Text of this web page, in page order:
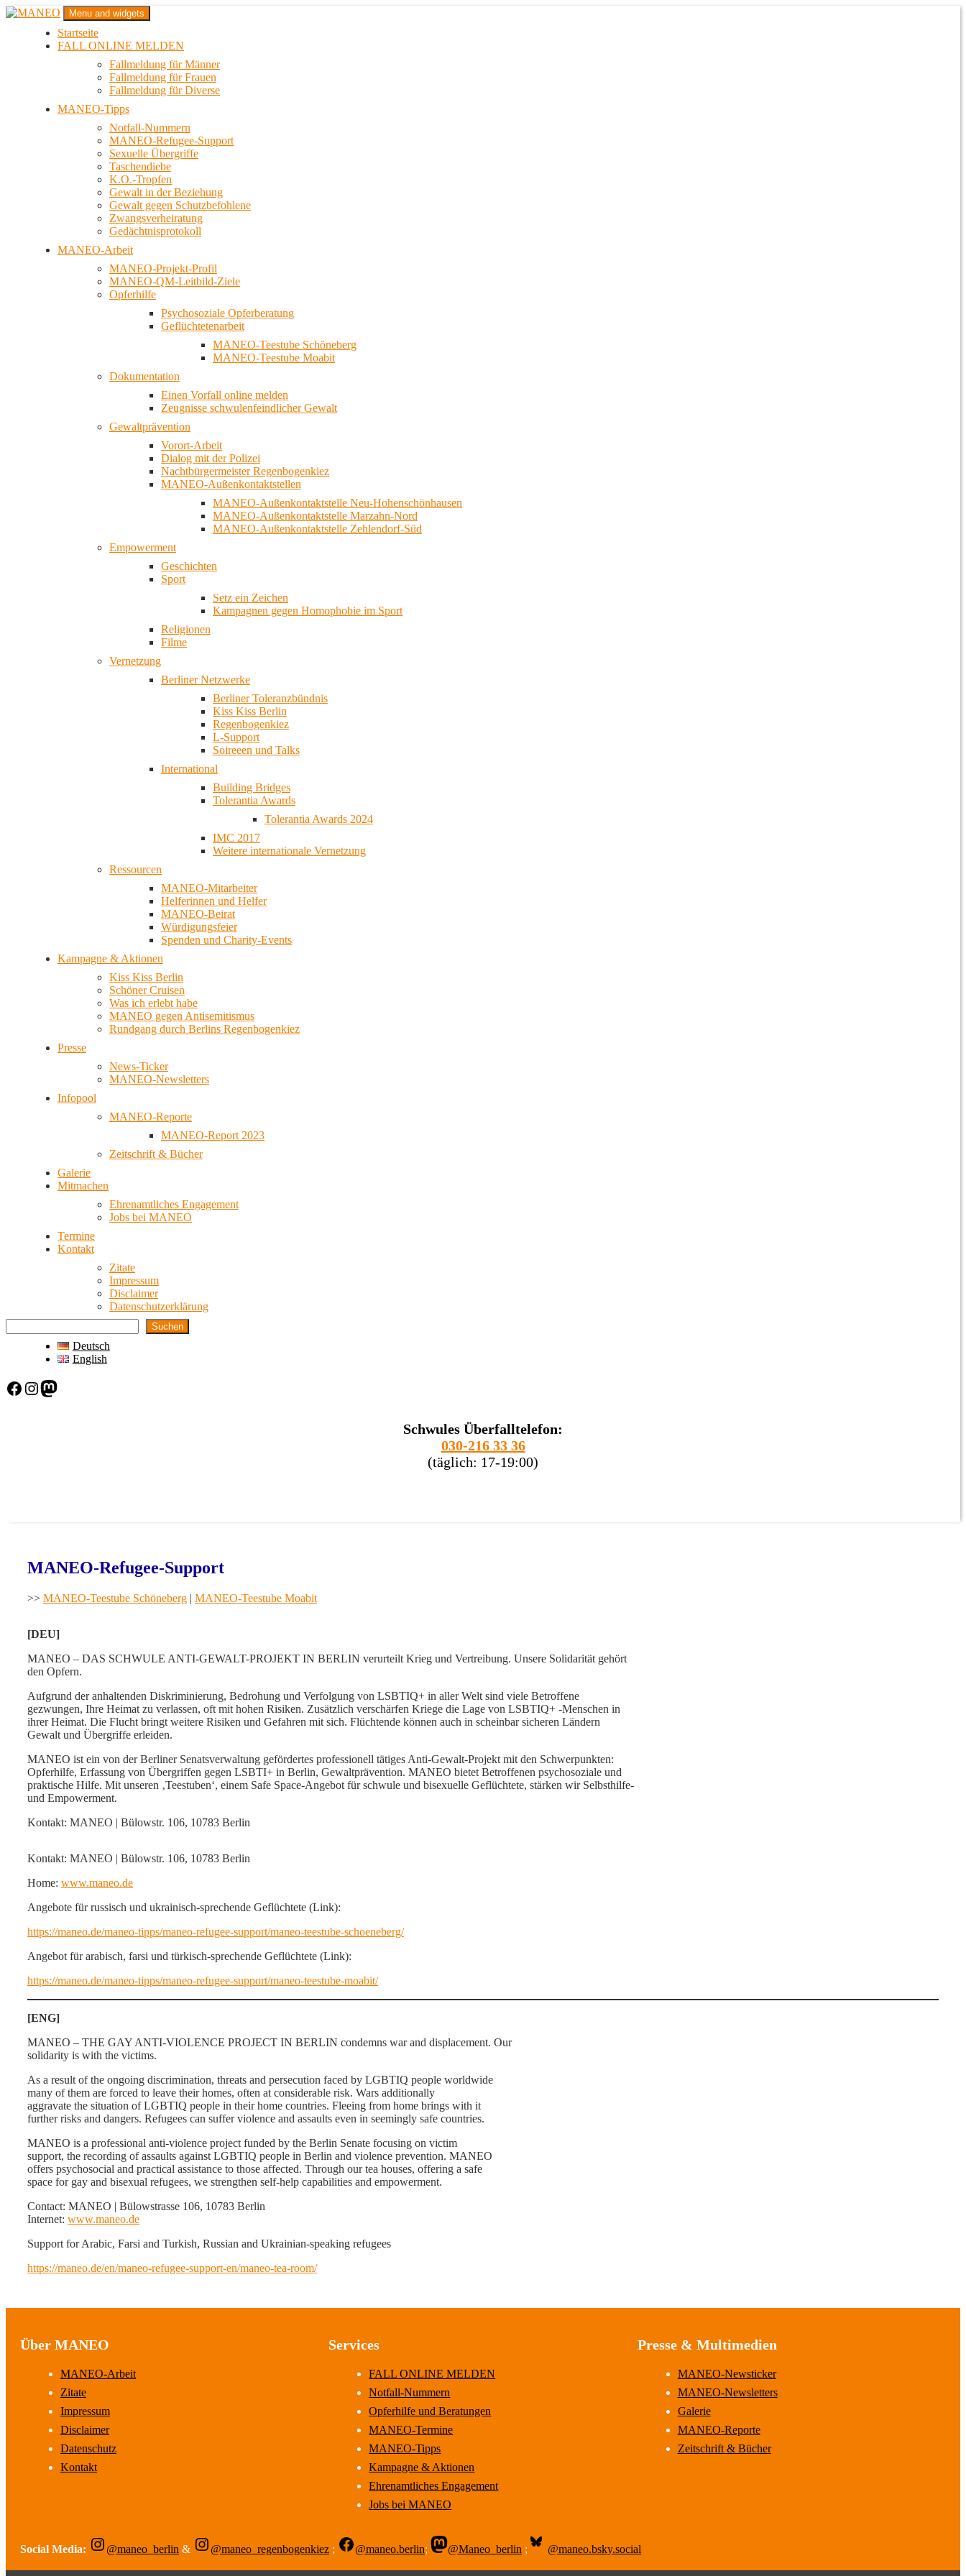
Zum
MANEO
Das schwule Anti-Gewalt-Projekt in Berlin
Menu and widgets
Startseite
FALL ONLINE MELDEN
Fallmeldung für Männer
Fallmeldung für Frauen
Fallmeldung für Diverse
MANEO-Tipps
Notfall-Nummern
MANEO-Refugee-Support
Sexuelle Übergriffe
Taschendiebe
K.O.-Tropfen
Gewalt in der Beziehung
Gewalt gegen Schutzbefohlene
Zwangsverheiratung
Gedächtnisprotokoll
MANEO-Arbeit
MANEO-Projekt-Profil
MANEO-QM-Leitbild-Ziele
Opferhilfe
Psychosoziale Opferberatung
Geflüchtetenarbeit
MANEO-Teestube Schöneberg
MANEO-Teestube Moabit
Dokumentation
Einen Vorfall online melden
Zeugnisse schwulenfeindlicher Gewalt
Gewaltprävention
Vorort-Arbeit
Dialog mit der Polizei
Nachtbürgermeister Regenbogenkiez
MANEO-Außenkontaktstellen
MANEO-Außenkontaktstelle Neu-Hohenschönhausen
MANEO-Außenkontaktstelle Marzahn-Nord
MANEO-Außenkontaktstelle Zehlendorf-Süd
Empowerment
Geschichten
Sport
Setz ein Zeichen
Kampagnen gegen Homophobie im Sport
Religionen
Filme
Vernetzung
Berliner Netzwerke
Berliner Toleranzbündnis
Kiss Kiss Berlin
Regenbogenkiez
L-Support
Soireeen und Talks
International
Building Bridges
Tolerantia Awards
Tolerantia Awards 2024
IMC 2017
Weitere internationale Vernetzung
Ressourcen
MANEO-Mitarbeiter
Helferinnen und Helfer
MANEO-Beirat
Würdigungsfeier
Spenden und Charity-Events
Kampagne & Aktionen
Kiss Kiss Berlin
Schöner Cruisen
Was ich erlebt habe
MANEO gegen Antisemitismus
Rundgang durch Berlins Regenbogenkiez
Presse
News-Ticker
MANEO-Newsletters
Infopool
MANEO-Reporte
MANEO-Report 2023
Zeitschrift & Bücher
Galerie
Mitmachen
Ehrenamtliches Engagement
Jobs bei MANEO
Termine
Kontakt
Zitate
Impressum
Disclaimer
Datenschutzerklärung
Suchen
Deutsch
English
Facebook Instagram Mastodon
Schwules Überfalltelefon:
030-216 33 36
(täglich: 17-19:00)
MANEO-Refugee-Support
>> MANEO-Teestube Schöneberg | MANEO-Teestube Moabit
[DEU]
MANEO – DAS SCHWULE ANTI-GEWALT-PROJEKT IN BERLIN verurteilt Krieg und Vertreibung. Unsere Solidarität gehört
den Opfern.
Aufgrund der anhaltenden Diskriminierung, Bedrohung und Verfolgung von LSBTIQ+ in aller Welt sind viele Betroffene
gezwungen, Ihre Heimat zu verlassen, oft mit hohen Risiken. Zusätzlich verschärfen Kriege die Lage von LSBTIQ+ -Menschen in
ihrer Heimat. Die Flucht bringt weitere Risiken und Gefahren mit sich. Flüchtende können auch in scheinbar sicheren Ländern
Gewalt und Übergriffe erleiden.
MANEO ist ein von der Berliner Senatsverwaltung gefördertes professionell tätiges Anti-Gewalt-Projekt mit den Schwerpunkten:
Opferhilfe, Erfassung von Übergriffen gegen LSBTI+ in Berlin, Gewaltprävention. MANEO bietet Betroffenen psychosoziale und
praktische Hilfe. Mit unseren ‚Teestuben‘, einem Safe Space-Angebot für schwule und bisexuelle Geflüchtete, stärken wir Selbsthilfe-
und Empowerment.
Kontakt: MANEO | Bülowstr. 106, 10783 Berlin
Kontakt: MANEO | Bülowstr. 106, 10783 Berlin
Home: www.maneo.de
Angebote für russisch und ukrainisch-sprechende Geflüchtete (Link):
https://maneo.de/maneo-tipps/maneo-refugee-support/maneo-teestube-schoeneberg/
Angebot für arabisch, farsi und türkisch-sprechende Geflüchtete (Link):
https://maneo.de/maneo-tipps/maneo-refugee-support/maneo-teestube-moabit/
[ENG]
MANEO – THE GAY ANTI-VIOLENCE PROJECT IN BERLIN condemns war and displacement. Our
solidarity is with the victims.
As a result of the ongoing discrimination, threats and persecution faced by LGBTIQ people worldwide
many of them are forced to leave their homes, often at considerable risk. Wars additionally
aggravate the situation of LGBTIQ people in their home countries. Fleeing from home brings with it
further risks and dangers. Refugees can suffer violence and assaults even in seemingly safe countries.
MANEO is a professional anti-violence project funded by the Berlin Senate focusing on victim
support, the recording of assaults against LGBTIQ people in Berlin and violence prevention. MANEO
offers psychosocial and practical assistance to those affected. Through our tea houses, offering a safe
space for gay and bisexual refugees, we strengthen self-help capabilities and empowerment.
Contact: MANEO | Bülowstrasse 106, 10783 Berlin
Internet: www.maneo.de
Support for Arabic, Farsi and Turkish, Russian and Ukrainian-speaking refugees
https://maneo.de/en/maneo-refugee-support-en/maneo-tea-room/
Über MANEO
MANEO-Arbeit
Zitate
Impressum
Disclaimer
Datenschutz
Kontakt
Services
FALL ONLINE MELDEN
Notfall-Nummern
Opferhilfe und Beratungen
MANEO-Termine
MANEO-Tipps
Kampagne & Aktionen
Ehrenamtliches Engagement
Jobs bei MANEO
Presse & Multimedien
MANEO-Newsticker
MANEO-Newsletters
Galerie
MANEO-Reporte
Zeitschrift & Bücher
Social Media: @maneo_berlin & @maneo_regenbogenkiez ; @maneo.berlin; @Maneo_berlin ; @maneo.bsky.social